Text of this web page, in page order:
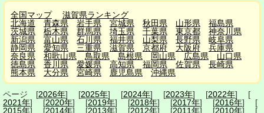
全国マップ
滋賀県ランキング
北海道
青森県 岩手県 宮城県 秋田県 山形県
福島県
茨城県
栃木県 群馬県 埼玉県 千葉県 東京都
神奈川県
新潟県
富山県 石川県 福井県 山梨県 長野県
岐阜県
静岡県
愛知県 三重県 滋賀県 京都府 大阪府
兵庫県
奈良県
和歌山県 鳥取県 島根県 岡山県 広島県
山口県
徳島県
香川県 愛媛県 高知県 福岡県 佐賀県
長崎県
熊本県
大分県 宮崎県 鹿児島県 沖縄県
ページ [2026年] [2025年] [2024年] [2023年] [2022年] [
2021年] [2020年] [2019年] [2018年] [2017年] [2016年] [
2015年] [2014年] [2013年] [2012年] [2011年] [2010年] [